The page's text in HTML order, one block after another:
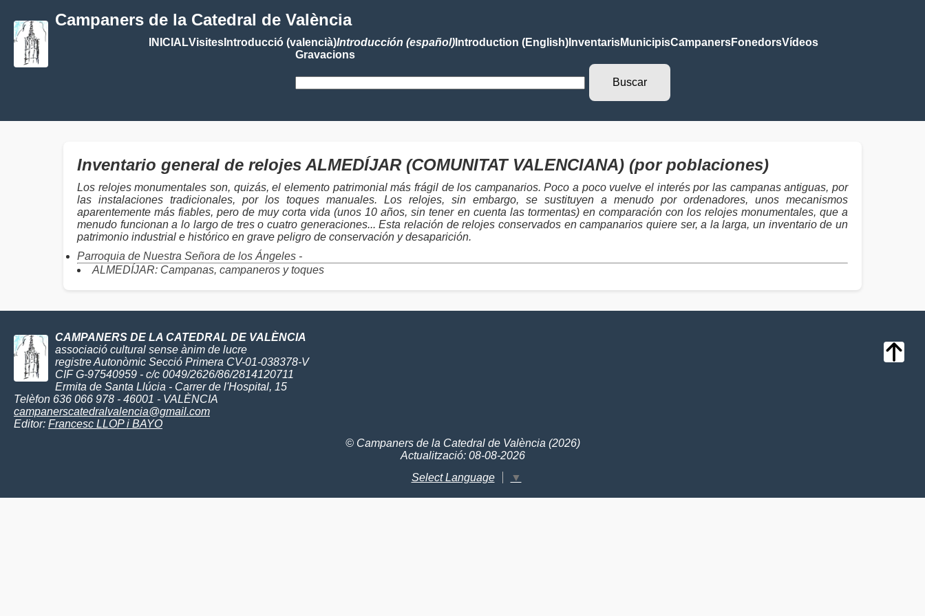
Campaners de la Catedral de València
INICIALVisitesIntroducció (valencià)Introducción (español)Introduction (English)InventarisMunicipisCampanersFonedorsVídeos
Gravacions
Inventario general de relojes ALMEDÍJAR (COMUNITAT VALENCIANA) (por poblaciones)
Los relojes monumentales son, quizás, el elemento patrimonial más frágil de los campanarios. Poco a poco vuelve el interés por las campanas antiguas, por
las instalaciones tradicionales, por los toques manuales. Los relojes, sin embargo, se sustituyen a menudo por ordenadores, unos mecanismos
aparentemente más fiables, pero de muy corta vida (unos 10 años, sin tener en cuenta las tormentas) en comparación con los relojes monumentales, que a
menudo funcionan a lo largo de tres o cuatro generaciones... Esta relación de relojes conservados en campanarios quiere ser, a la larga, un inventario de un
patrimonio industrial e histórico en grave peligro de conservación y desaparición.
Parroquia de Nuestra Señora de los Ángeles -
ALMEDÍJAR: Campanas, campaneros y toques
CAMPANERS DE LA CATEDRAL DE VALÈNCIA
associació cultural sense ànim de lucre
registre Autonòmic Secció Primera CV-01-038378-V
CIF G-97540959 - c/c 0049/2626/86/2814120711
Ermita de Santa Llúcia - Carrer de l'Hospital, 15
Telèfon 636 066 978 - 46001 - VALÈNCIA
campanerscatedralvalencia@gmail.com
Editor: Francesc LLOP i BAYO
© Campaners de la Catedral de València (2026)
Actualització: 08-08-2026
Select Language
▼